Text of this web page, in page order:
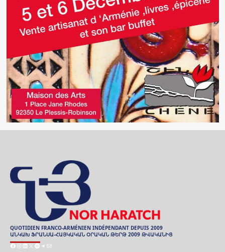
QUOTIDIEN FRANCO-ARMÉNIEN INDÉPENDANT DEPUIS 2009
ԱՆԿԱԽ ՖՐԱՆՍԱ-ՀԱՅԿԱԿԱՆ ՕՐԱԿԱՆ ԹԵՐԹ 2009 ԹՎԱԿԱՆԻՑ
Facebook
Instagram
LinkedIn
X SpotifyTelegram